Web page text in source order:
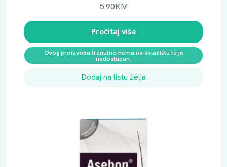
5.90KM
Pročitaj više
Ovog proizvoda trenutno nema na skladištu te je
nedostupan.
Dodaj na listu želja